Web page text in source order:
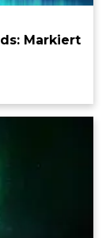
Markiert